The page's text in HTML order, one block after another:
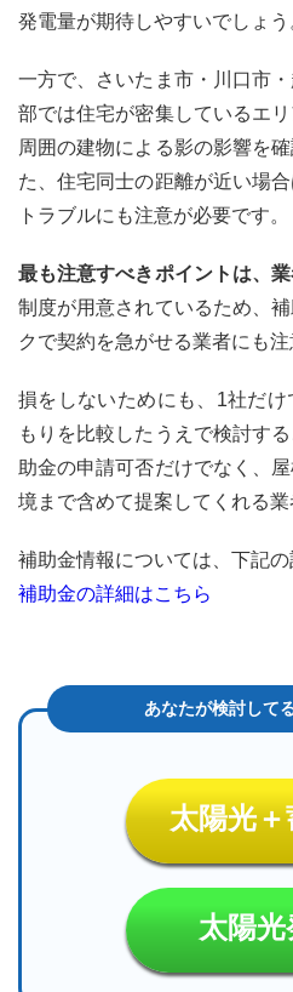
発電量が期待しやすいでしょう
一方で、さいたま市・川口市
部では住宅が密集しているエ
周囲の建物による影の影響を
た、住宅同士の距離が近い場
トラブルにも注意が必要です。
最も注意すべきポイントは、業
制度が用意されているため、
クで契約を急がせる業者にも注
損をしないためにも、1社だ
もりを比較したうえで検討す
助金の申請可否だけでなく、
境まで含めて提案してくれる業
補助金情報については、下記の
補助金の詳細はこちら
太陽光
太陽光